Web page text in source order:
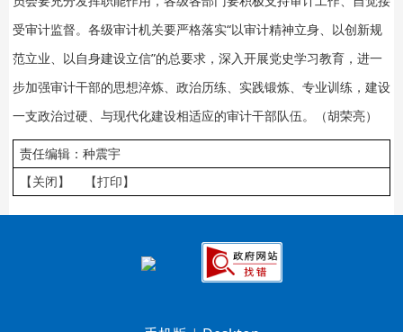
受审计监督。各级审计机关要严格落实“以审计精神立身、以创新规
范立业、以自身建设立信”的总要求，深入开展党史学习教育，进一
步加强审计干部的思想淬炼、政治历练、实践锻炼、专业训练，建设
一支政治过硬、与现代化建设相适应的审计干部队伍。（胡荣亮）
责任编辑：种震宇
【关闭】
【打印】